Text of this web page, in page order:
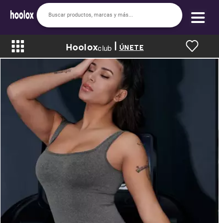
Bienvenido a hoolox
La evolución de la moda en línea.
Iniciar sesión
Inicio
Soy nuevo
Mis compras
Club de Recompensas
Romper el Precio
Programa UGC
Hooloxclub ÚNETE